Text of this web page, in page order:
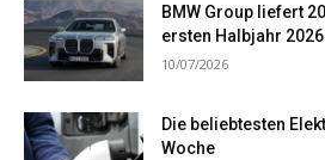
BMW Group liefert
ersten Halbjahr 2026
10/07/2026
Die beliebtesten
Woche